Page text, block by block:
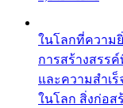
ในโลกที่ความ
การสร้างสรร
และความสำเ
ในโลก สิ่งก่อส